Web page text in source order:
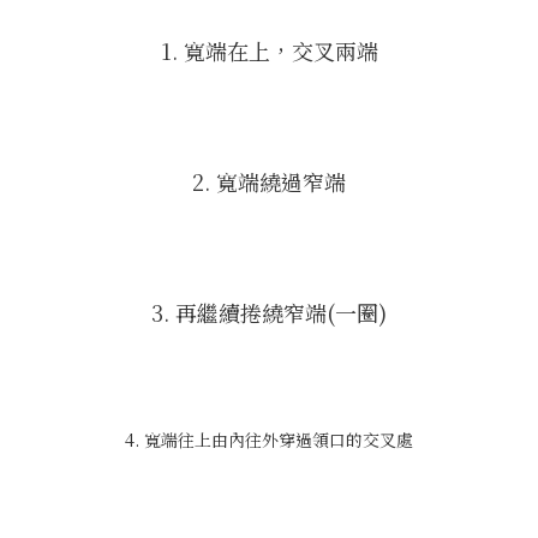
1. 寬端在上，交叉兩端
2. 寬端繞過窄端
3. 再繼續捲繞窄端(一圈)
4. 寬端往上由內往外穿過領口的交叉處